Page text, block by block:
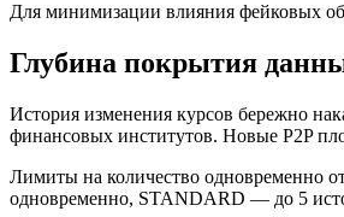
Для минимизации влияния фейковых
Глубина покрытия
История изменения курсов бережно
финансовых институтов. Новые P2P
Лимиты на количество одновременно
одновременно, STANDARD — до 5